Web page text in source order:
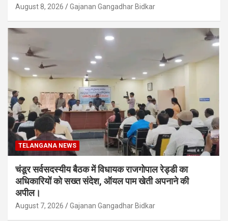
August 8, 2026 Gajanan Gangadhar Bidkar
TELANGANA NEWS
चंडूर सर्वसदस्यीय बैठक में विधायक राजगोपाल रेड्डी का
अधिकारियों को सख्त संदेश, ऑयल पाम खेती अपनाने की
अपील।
August 7, 2026 Gajanan Gangadhar Bidkar